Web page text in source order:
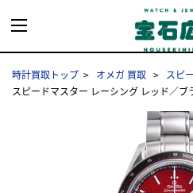
時計買取トップ オメガ 買取
スピ
スピードマスター レーシング レッド／